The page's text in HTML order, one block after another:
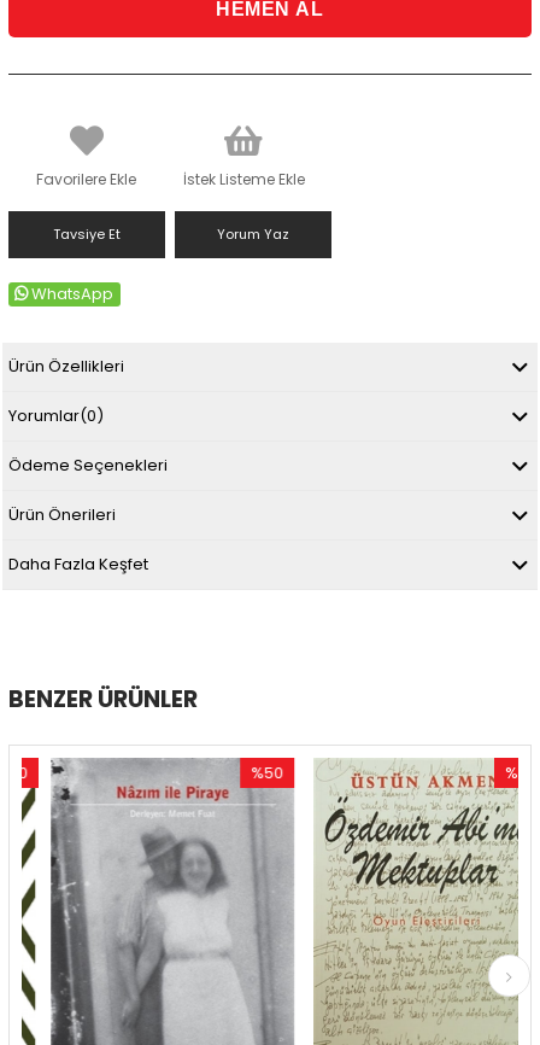
Favorilere Ekle İstek Listeme Ekle
Tavsiye Et Yorum Yaz
WhatsApp
Ürün Özellikleri
Yorumlar(0)
Ödeme Seçenekleri
Ürün Önerileri
Daha Fazla Keşfet
BENZER ÜRÜNLER
%50
İndirim
%50
İndirim